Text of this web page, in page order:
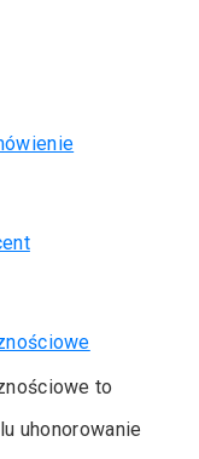
to
uhonorowanie